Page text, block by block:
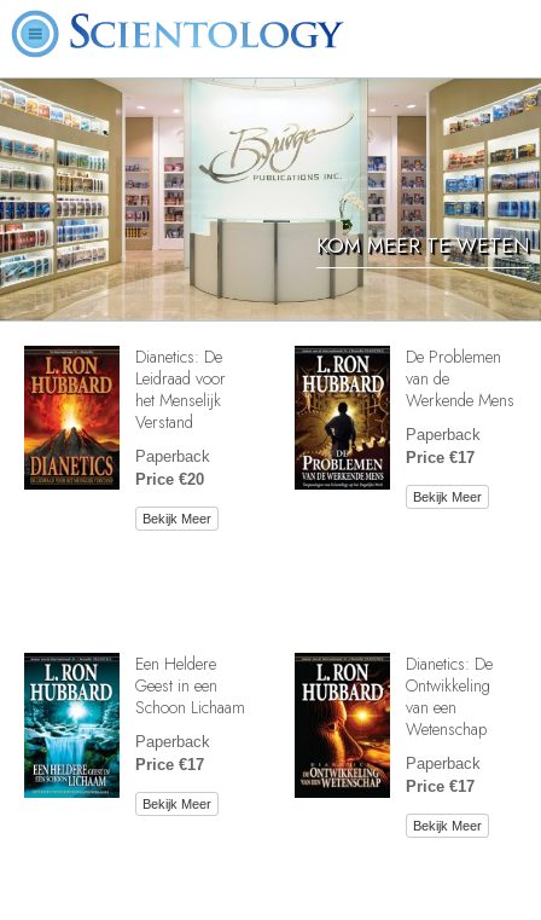
KOM MEER TE WETEN
Dianetics: De
Leidraad voor
het Menselijk
Verstand
Paperback
Price €20
Bekijk Meer
De Problemen
van de
Werkende Mens
Paperback
Price €17
Bekijk Meer
Een Heldere
Geest in een
Schoon Lichaam
Paperback
Price €17
Bekijk Meer
Dianetics: De
Ontwikkeling
van een
Wetenschap
Paperback
Price €17
Bekijk Meer